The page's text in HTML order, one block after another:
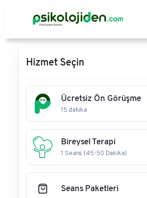
Hizmet Seçin
Ücretsiz Ön Görüşme
15 dakika
Bireysel Terapi
1 Seans (45-50 Dakika)
Seans Paketleri